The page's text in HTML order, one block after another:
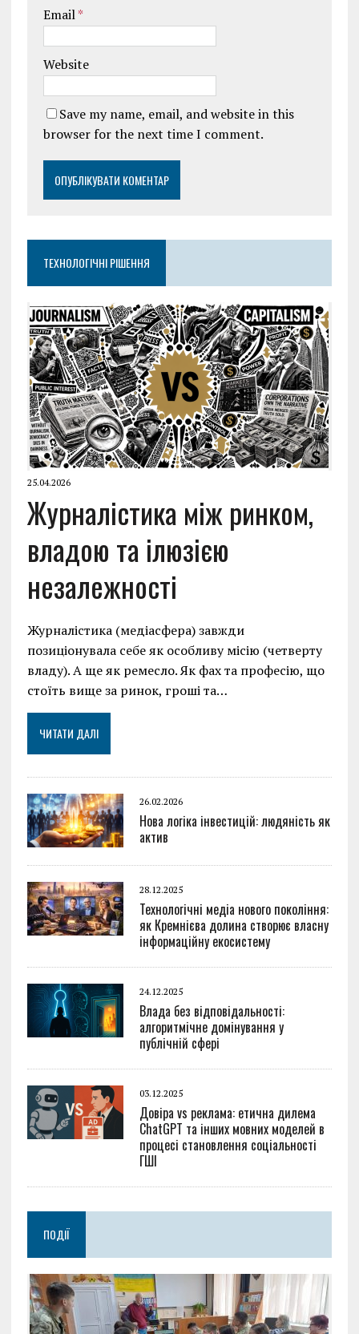
Email*
Website
Save my name, email, and website in this
browser for the next time I comment.
ТЕХНОЛОГІЧНІ РІШЕННЯ
25.04.2026
Журналістика між ринком,
владою та ілюзією
незалежності
Журналістика (медіасфера) завжди
позиціонувала себе як особливу місію (четверту
владу). А ще як ремесло. Як фах та професію, що
стоїть вище за ринок, гроші та…
ЧИТАТИ ДАЛІ
26.02.2026
Нова логіка інвестицій: людяність як
актив
28.12.2025
Технологічні медіа нового покоління:
як Кремнієва долина створює власну
інформаційну екосистему
24.12.2025
Влада без відповідальності:
алгоритмічне домінування у
публічній сфері
03.12.2025
Довіра vs реклама: етична дилема
ChatGPT та інших мовних моделей в
процесі становлення соціальності
ГШІ
ПОДІЇ